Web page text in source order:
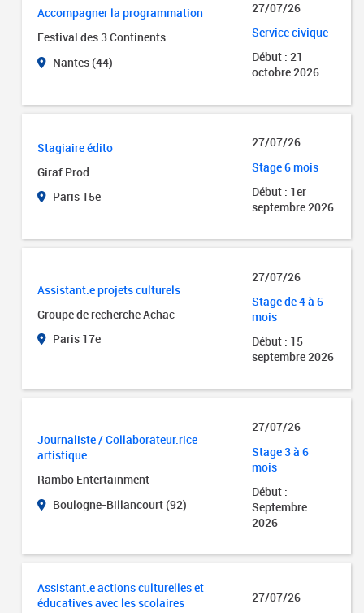
Accompagner la programmation
Festival des 3 Continents
Nantes (44)
27/07/26
Service civique
Début : 21
octobre 2026
Stagiaire édito
Giraf Prod
Paris 15e
27/07/26
Stage 6 mois
Début : 1er
septembre 2026
Assistant.e projets culturels
Groupe de recherche Achac
Paris 17e
27/07/26
Stage de 4 à 6
mois
Début : 15
septembre 2026
Journaliste / Collaborateur.rice
artistique
Rambo Entertainment
Boulogne-Billancourt (92)
27/07/26
Stage 3 à 6
mois
Début :
Septembre
2026
Assistant.e actions culturelles et
éducatives avec les scolaires
27/07/26